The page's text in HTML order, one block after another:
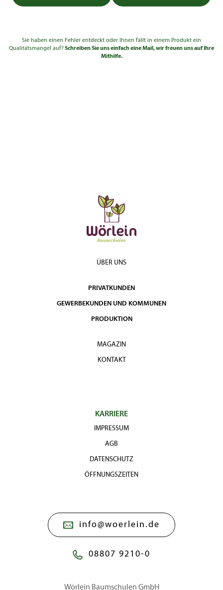
Sie haben einen Fehler entdeckt oder Ihnen fällt in einem Produkt ein
Qualitätsmangel auf?Schreiben Sie uns einfach eine Mail, wir freuen uns auf Ihre
Mithilfe.
ÜBER UNS
PRIVATKUNDEN
GEWERBEKUNDEN UND KOMMUNEN
PRODUKTION
MAGAZIN
KONTAKT
KARRIERE
IMPRESSUM
AGB
DATENSCHUTZ
ÖFFNUNGSZEITEN
info@woerlein.de
08807 9210-0
Wörlein Baumschulen GmbH